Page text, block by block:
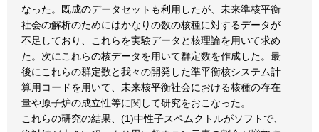
なった。既成のデータセットも利用したが、未来準核平衡
社会の解析のためにはかなりの数の核種に対するデータが
不足しており、これらを実験データと核理論を用いて求め
た。次にこれらの核データを用いて群定数を作成した。最
後にこれらの群定数と我々の開発した準平衡核システム計
算用コードを用いて、未来核平衡社会における核種の存在
量や原子炉の成立性等に関して研究をおこなった。
これらの研究の結果、(1)中性子スペムクトルがソフトで、